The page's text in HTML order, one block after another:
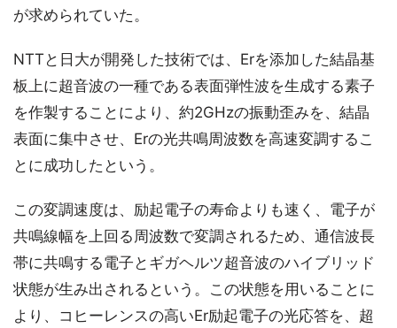
が求められていた。
NTTと日大が開発した技術では、Erを添加した結晶基
板上に超音波の一種である表面弾性波を生成する素子
を作製することにより、約2GHzの振動歪みを、結晶
表面に集中させ、Erの光共鳴周波数を高速変調するこ
とに成功したという。
この変調速度は、励起電子の寿命よりも速く、電子が
共鳴線幅を上回る周波数で変調されるため、通信波長
帯に共鳴する電子とギガヘルツ超音波のハイブリッド
状態が生み出されるという。この状態を用いることに
より、コヒーレンスの高いEr励起電子の光応答を、超